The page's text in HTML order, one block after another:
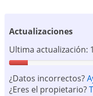
Actualizaciones
Ultima actualización:
¿Datos incorrectos?
¿Eres el propietario?